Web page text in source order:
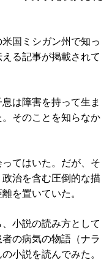
国ミシガン州で知っ
る記事が掲載されて
は障害を持って生ま
そのことを知らなか
てはいた。だが、そ
治を含む圧倒的な描
を置いていた。
小説の読み方として
の病気の物語（ナラ
小説を読んでみた。